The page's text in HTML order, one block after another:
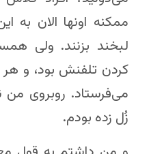
ممکنه اونها الان
لبخند بزنند. ولی
کردن تلفنش بود، و
می‌فرستاد. روبروی
زُل زده بودم.